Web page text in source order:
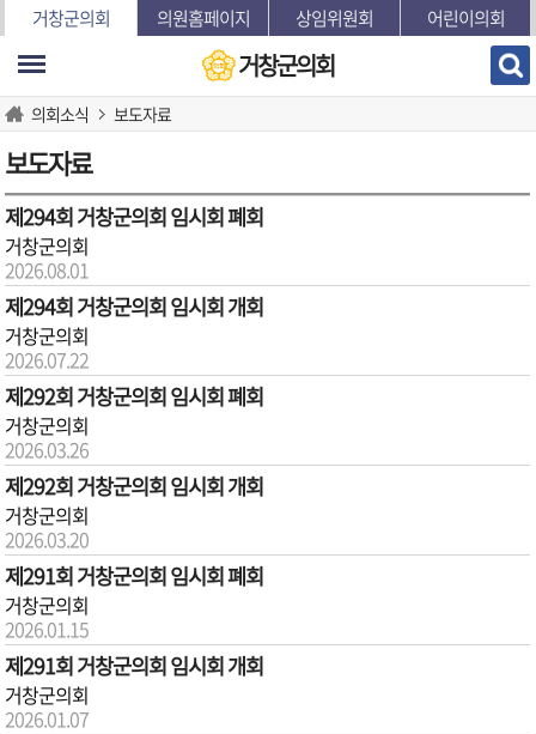
본문바로가기
거창군의회 의원홈페이지 상임위원회 어린이의회
거창군의회
의회소식 보도자료
보도자료
제294회 거창군의회 임시회 폐회
거창군의회
2026.08.01
제294회 거창군의회 임시회 개회
거창군의회
2026.07.22
제292회 거창군의회 임시회 폐회
거창군의회
2026.03.26
제292회 거창군의회 임시회 개회
거창군의회
2026.03.20
제291회 거창군의회 임시회 폐회
거창군의회
2026.01.15
제291회 거창군의회 임시회 개회
거창군의회
2026.01.07